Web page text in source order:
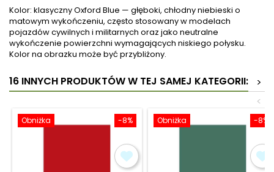
Kolor: klasyczny Oxford Blue — głęboki, chłodny niebieski o
matowym wykończeniu, często stosowany w modelach
pojazdów cywilnych i militarnych oraz jako neutralne
wykończenie powierzchni wymagających niskiego połysku.
Kolor na obrazku może być przybliżony.
16 INNYCH PRODUKTÓW W TEJ SAMEJ KATEGORII:
>
<
-8%
Obniżka -8%
Obniżka